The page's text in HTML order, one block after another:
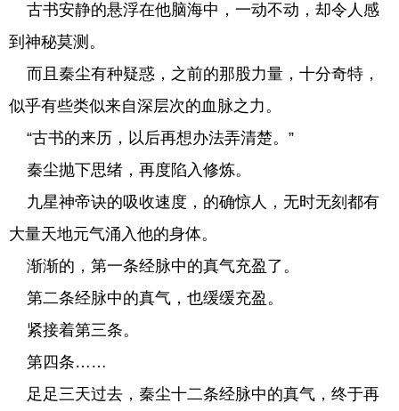
古书安静的悬浮在他脑海中，一动不动，却令人感
到神秘莫测。
而且秦尘有种疑惑，之前的那股力量，十分奇特，
似乎有些类似来自深层次的血脉之力。
“古书的来历，以后再想办法弄清楚。”
秦尘抛下思绪，再度陷入修炼。
九星神帝诀的吸收速度，的确惊人，无时无刻都有
大量天地元气涌入他的身体。
渐渐的，第一条经脉中的真气充盈了。
第二条经脉中的真气，也缓缓充盈。
紧接着第三条。
第四条……
足足三天过去，秦尘十二条经脉中的真气，终于再